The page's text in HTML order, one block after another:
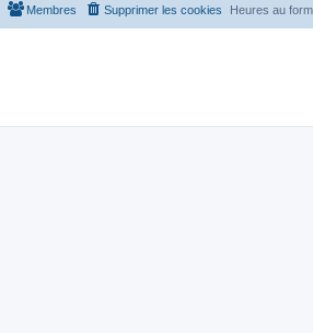
Heures au
Supprimer les cookies
Membres